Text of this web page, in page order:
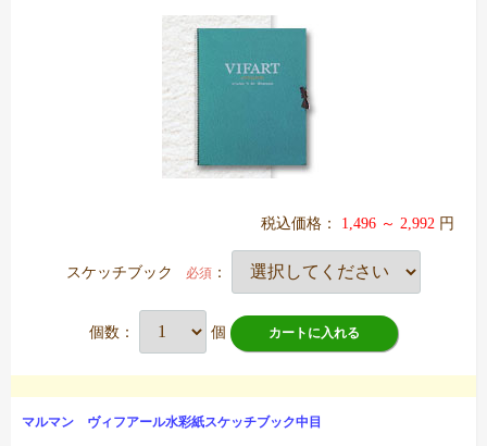
税込価格： 1,496 ～ 2,992 円
スケッチブック 必須 ：
個数： 個 カートに入れる
マルマン ヴィフアール水彩紙スケッチブック中目